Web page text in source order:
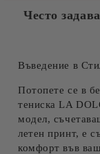
Често
Въведение в
Потопете се в
тениска LA
модел,
летен принт, е
комфорт във